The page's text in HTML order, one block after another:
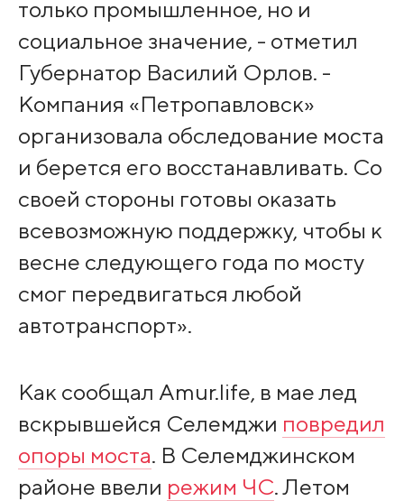
только промышленное, но и
социальное значение, - отметил
Губернатор Василий Орлов. -
Компания «Петропавловск»
организовала обследование моста
и берется его восстанавливать. Со
своей стороны готовы оказать
всевозможную поддержку, чтобы к
весне следующего года по мосту
смог передвигаться любой
автотранспорт».
Как сообщал Amur.life, в мае лед
вскрывшейся Селемджи повредил
опоры моста. В Селемджинском
районе ввели режим ЧС. Летом